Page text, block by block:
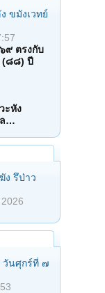
ขมังเวทย์
๙ ตรงกับ
(๘๘) ปี
ะหัง
ล…
ง รึป่าว
วันศุกร์ที่ ๗